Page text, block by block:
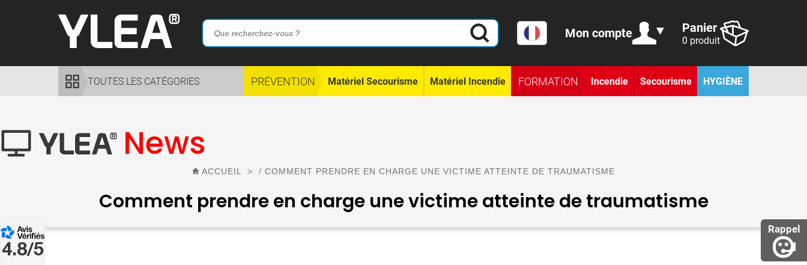
Rappel
4.8/5
Mon compte Panier
0 produit
TOUTES LES CATÉGORIES PRÉVENTION Matériel Secourisme Matériel Incendie FORMATION Incendie Secourisme HYGIÈNE
News
ACCUEIL >/ COMMENT PRENDRE EN CHARGE UNE VICTIME ATTEINTE DE TRAUMATISME
Comment prendre en charge une victime atteinte de traumatisme